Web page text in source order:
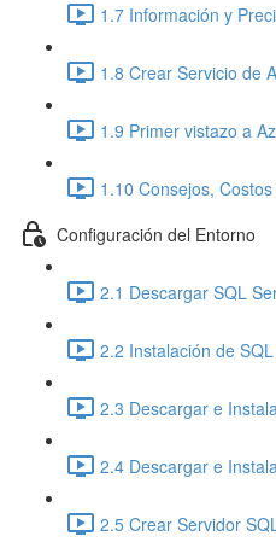
1.7 Información y
1.8 Crear Servicio de
1.9 Primer vistazo a
1.10 Consejos,
Configuración del Entorno
2.1 Descargar SQL
2.2 Instalación de
2.3 Descargar e
2.4 Descargar e
2.5 Crear Servidor